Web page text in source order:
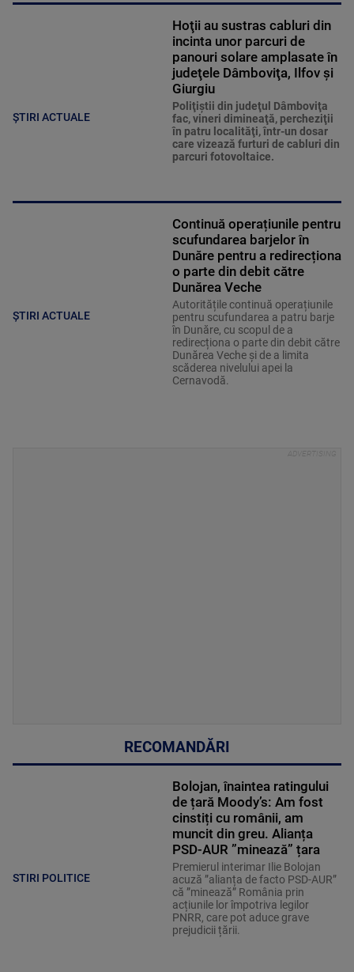
ȘTIRI ACTUALE
Hoţii au sustras cabluri din
incinta unor parcuri de
panouri solare amplasate în
judeţele Dâmboviţa, Ilfov şi
Giurgiu
Poliţiştii din judeţul Dâmboviţa
fac, vineri dimineaţă, percheziţii
în patru localităţi, într-un dosar
care vizează furturi de cabluri din
parcuri fotovoltaice.
ȘTIRI ACTUALE
Continuă operațiunile pentru
scufundarea barjelor în
Dunăre pentru a redirecționa
o parte din debit către
Dunărea Veche
Autoritățile continuă operațiunile
pentru scufundarea a patru barje
în Dunăre, cu scopul de a
redirecționa o parte din debit către
Dunărea Veche și de a limita
scăderea nivelului apei la
Cernavodă.
RECOMANDĂRI
STIRI POLITICE
Bolojan, înaintea ratingului
de țară Moody’s: Am fost
cinstiți cu românii, am
muncit din greu. Alianța
PSD-AUR ”minează” țara
Premierul interimar Ilie Bolojan
acuză ”alianța de facto PSD-AUR”
că ”minează” România prin
acțiunile lor împotriva legilor
PNRR, care pot aduce grave
prejudicii țării.